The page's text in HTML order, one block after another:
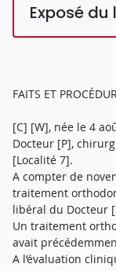
Exposé du
FAITS ET
[C] [W], née le 4
Docteur [P],
[Localité 7].
A compter de
traitement
libéral du Docteur
Un traitement
avait
A l’évaluation